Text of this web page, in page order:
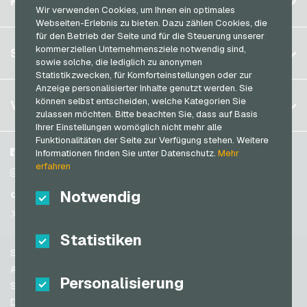
Wir verwenden Cookies, um Ihnen ein optimales
Webseiten-Erlebnis zu bieten. Dazu zählen Cookies, die
für den Betrieb der Seite und für die Steuerung unserer
kommerziellen Unternehmensziele notwendig sind,
sowie solche, die lediglich zu anonymen
Statistikzwecken, für Komforteinstellungen oder zur
Anzeige personalisierter Inhalte genutzt werden. Sie
können selbst entscheiden, welche Kategorien Sie
zulassen möchten. Bitte beachten Sie, dass auf Basis
Ihrer Einstellungen womöglich nicht mehr alle
Funktionalitäten der Seite zur Verfügung stehen. Weitere
Informationen finden Sie unter Datenschutz.Mehr
erfahren
Notwendig
Statistiken
Personalisierung
OBI Geschenkkarten
OTTO Geschenkkarten
PeterPane Geschenkkarten
Rewe Geschenkkarten
Rituals Geschenkkarten
roastmarket Geschenkkarten
Rossmann Geschenkkarten
RTL+ Geschenkkarten
Saturn Geschenkkarten
Shell Geschenkkarten
Spotify Premium Geschenkkarten
PCS Bezahlkarten
Razer Gold Bezahlkarten
Transcash Bezahlkarten
Brasilien
Deutschland (DE)
Deutschland (EN)
Frankreich
Italien
Niederlande
Österreich
Portugal
Schweiz (DE)
Schweiz (IT)
USA (EN)
Registrieren
Anmelden
Mein Warenkorb
SERVICE
FAQ
Zahlungsmethoden
&Widerrufsrecht
Datenschutzrichtlinien
VGO-SHOP
Über uns
Blog
Partner
Facebook
Instagram
TikTok
Support
AGB
Sicherheit & Verifikation
Datenschutzrichtlinien